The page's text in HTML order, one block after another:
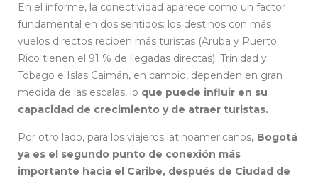
En el informe, la conectividad aparece como un factor
fundamental en dos sentidos: los destinos con más
vuelos directos reciben más turistas (Aruba y Puerto
Rico tienen el 91 % de llegadas directas). Trinidad y
Tobago e Islas Caimán, en cambio, dependen en gran
medida de las escalas, lo que puede influir en su
capacidad de crecimiento y de atraer turistas.
Por otro lado, para los viajeros latinoamericanos, Bogotá
ya es el segundo punto de conexión más
importante hacia el Caribe, después de Ciudad de